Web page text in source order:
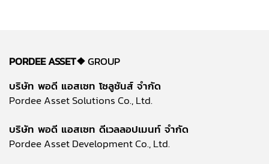
PORDEE ASSET❖GROUP
บริษัท พอดี แอสเซท โซลูชันส์ จำกัด
Pordee Asset Solutions Co., Ltd.
บริษัท พอดี แอสเซท ดีเวลลอปเมนท์ จำกัด
Pordee Asset Development Co., Ltd.